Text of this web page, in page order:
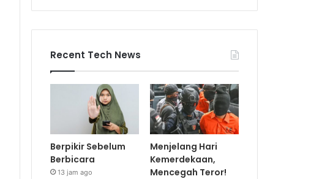
Recent Tech News
Berpikir Sebelum
Berbicara
13 jam ago
Menjelang Hari
Kemerdekaan,
Mencegah Teror!